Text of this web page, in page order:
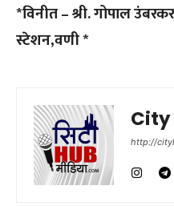
*विनीत – श्री. गोपाल
स्टेशन,वणी *
City
http://